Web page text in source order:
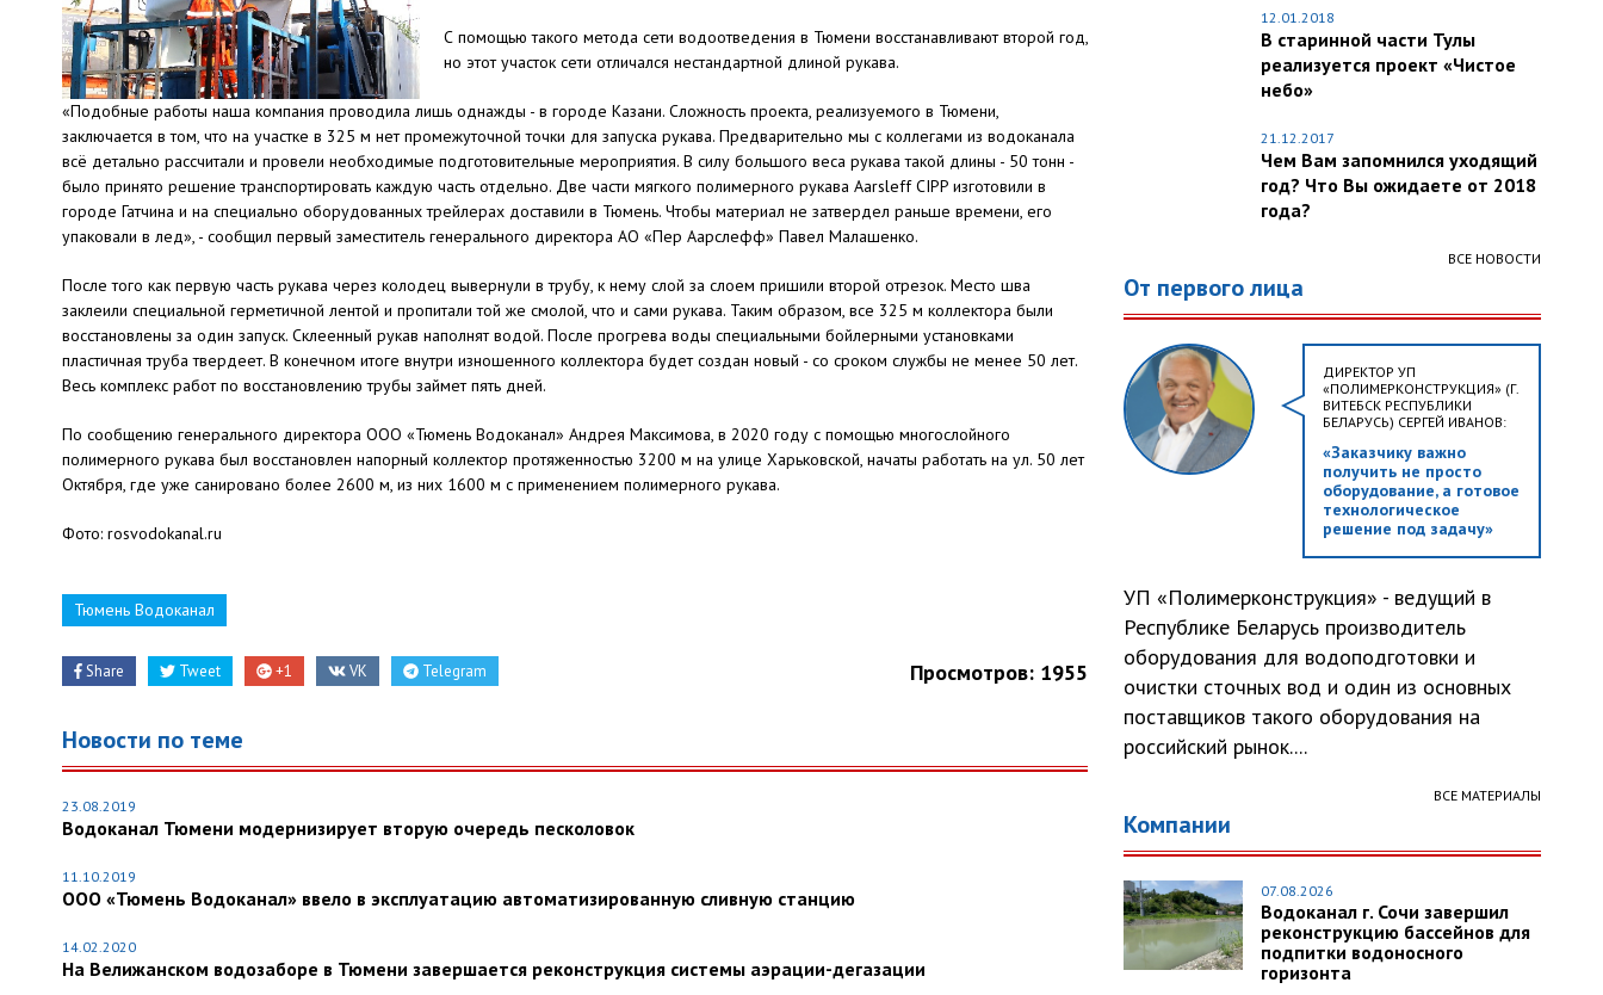
С помощью такого метода сети водоотведения в Тюмени восстанавливают второй год,
но этот участок сети отличался нестандартной длиной рукава.
«Подобные работы наша компания проводила лишь однажды - в городе Казани. Сложность проекта, реализуемого в Тюмени,
заключается в том, что на участке в 325 м нет промежуточной точки для запуска рукава. Предварительно мы с коллегами из водоканала
всё детально рассчитали и провели необходимые подготовительные мероприятия. В силу большого веса рукава такой длины - 50 тонн -
было принято решение транспортировать каждую часть отдельно. Две части мягкого полимерного рукава Aarsleff CIPP изготовили в
городе Гатчина и на специально оборудованных трейлерах доставили в Тюмень. Чтобы материал не затвердел раньше времени, его
упаковали в лед», - сообщил первый заместитель генерального директора АО «Пер Аарслефф» Павел Малашенко.
После того как первую часть рукава через колодец вывернули в трубу, к нему слой за слоем пришили второй отрезок. Место шва
заклеили специальной герметичной лентой и пропитали той же смолой, что и сами рукава. Таким образом, все 325 м коллектора были
восстановлены за один запуск. Склеенный рукав наполнят водой. После прогрева воды специальными бойлерными установками
пластичная труба твердеет. В конечном итоге внутри изношенного коллектора будет создан новый - со сроком службы не менее 50 лет.
Весь комплекс работ по восстановлению трубы займет пять дней.
По сообщению генерального директора ООО «Тюмень Водоканал» Андрея Максимова, в 2020 году с помощью многослойного
полимерного рукава был восстановлен напорный коллектор протяженностью 3200 м на улице Харьковской, начаты работать на ул. 50 лет
Октября, где уже санировано более 2600 м, из них 1600 м с применением полимерного рукава.
Фото: rosvodokanal.ru
Тюмень Водоканал
Share Tweet +1 VK Telegram Просмотров: 1955
Новости по теме
23.08.2019
Водоканал Тюмени модернизирует вторую очередь песколовок
11.10.2019
ООО «Тюмень Водоканал» ввело в эксплуатацию автоматизированную сливную станцию
14.02.2020
На Велижанском водозаборе в Тюмени завершается реконструкция системы аэрации-дегазации
12.01.2018
В старинной части Тулы
реализуется проект «Чистое
небо»
21.12.2017
Чем Вам запомнился уходящий
год? Что Вы ожидаете от 2018
года?
ВСЕ НОВОСТИ
От первого лица
ДИРЕКТОР УП
«ПОЛИМЕРКОНСТРУКЦИЯ» (Г.
ВИТЕБСК РЕСПУБЛИКИ
БЕЛАРУСЬ) СЕРГЕЙ ИВАНОВ:
«Заказчику важно
получить не просто
оборудование, а готовое
технологическое
решение под задачу»
УП «Полимерконструкция» - ведущий в
Республике Беларусь производитель
оборудования для водоподготовки и
очистки сточных вод и один из основных
поставщиков такого оборудования на
российский рынок....
ВСЕ МАТЕРИАЛЫ
Компании
07.08.2026
Водоканал г. Сочи завершил
реконструкцию бассейнов для
подпитки водоносного
горизонта